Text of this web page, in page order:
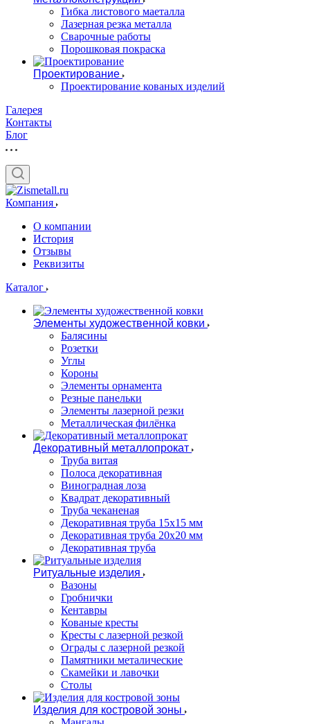
Гибка листового маеталла
Лазерная резка металла
Сварочные работы
Порошковая покраска
Проектирование
Проектирование кованых изделий
Галерея
Контакты
Блог
Компания
О компании
История
Отзывы
Реквизиты
Каталог
Элементы художественной ковки
Балясины
Розетки
Углы
Короны
Элементы орнамента
Резные панельки
Элементы лазерной резки
Металлическая филёнка
Декоративный металлопрокат
Труба витая
Полоса декоративная
Виноградная лоза
Квадрат декоративный
Труба чеканеная
Декоративная труба 15х15 мм
Декоративная труба 20х20 мм
Декоративная труба
Ритуальные изделия
Вазоны
Гробнички
Кентавры
Кованые кресты
Кресты с лазерной резкой
Ограды с лазерной резкой
Памятники металические
Скамейки и лавочки
Столы
Изделия для костровой зоны